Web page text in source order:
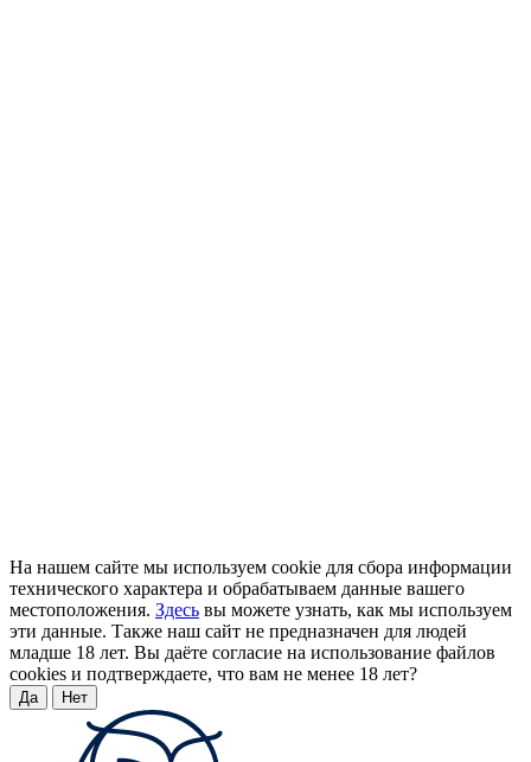
На нашем сайте мы используем cookie для сбора информации
технического характера и обрабатываем данные вашего
местоположения. Здесь вы можете узнать, как мы используем
эти данные. Также наш сайт не предназначен для людей
младше 18 лет. Вы даёте согласие на использование файлов
cookies и подтверждаете, что вам не менее 18 лет?
Да Нет